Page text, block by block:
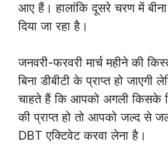
आए हैं। हालांकि दूसरे चरण में बीना
दिया जा रहा है।
जनवरी-फरवरी मार्च महीने की
बिना डीबीटी के प्राप्त हो
चाहते हैं कि आपको अगली किसके
की प्राप्त हो तो आपको जल्द से
DBT एक्टिवेट करवा लेना है।